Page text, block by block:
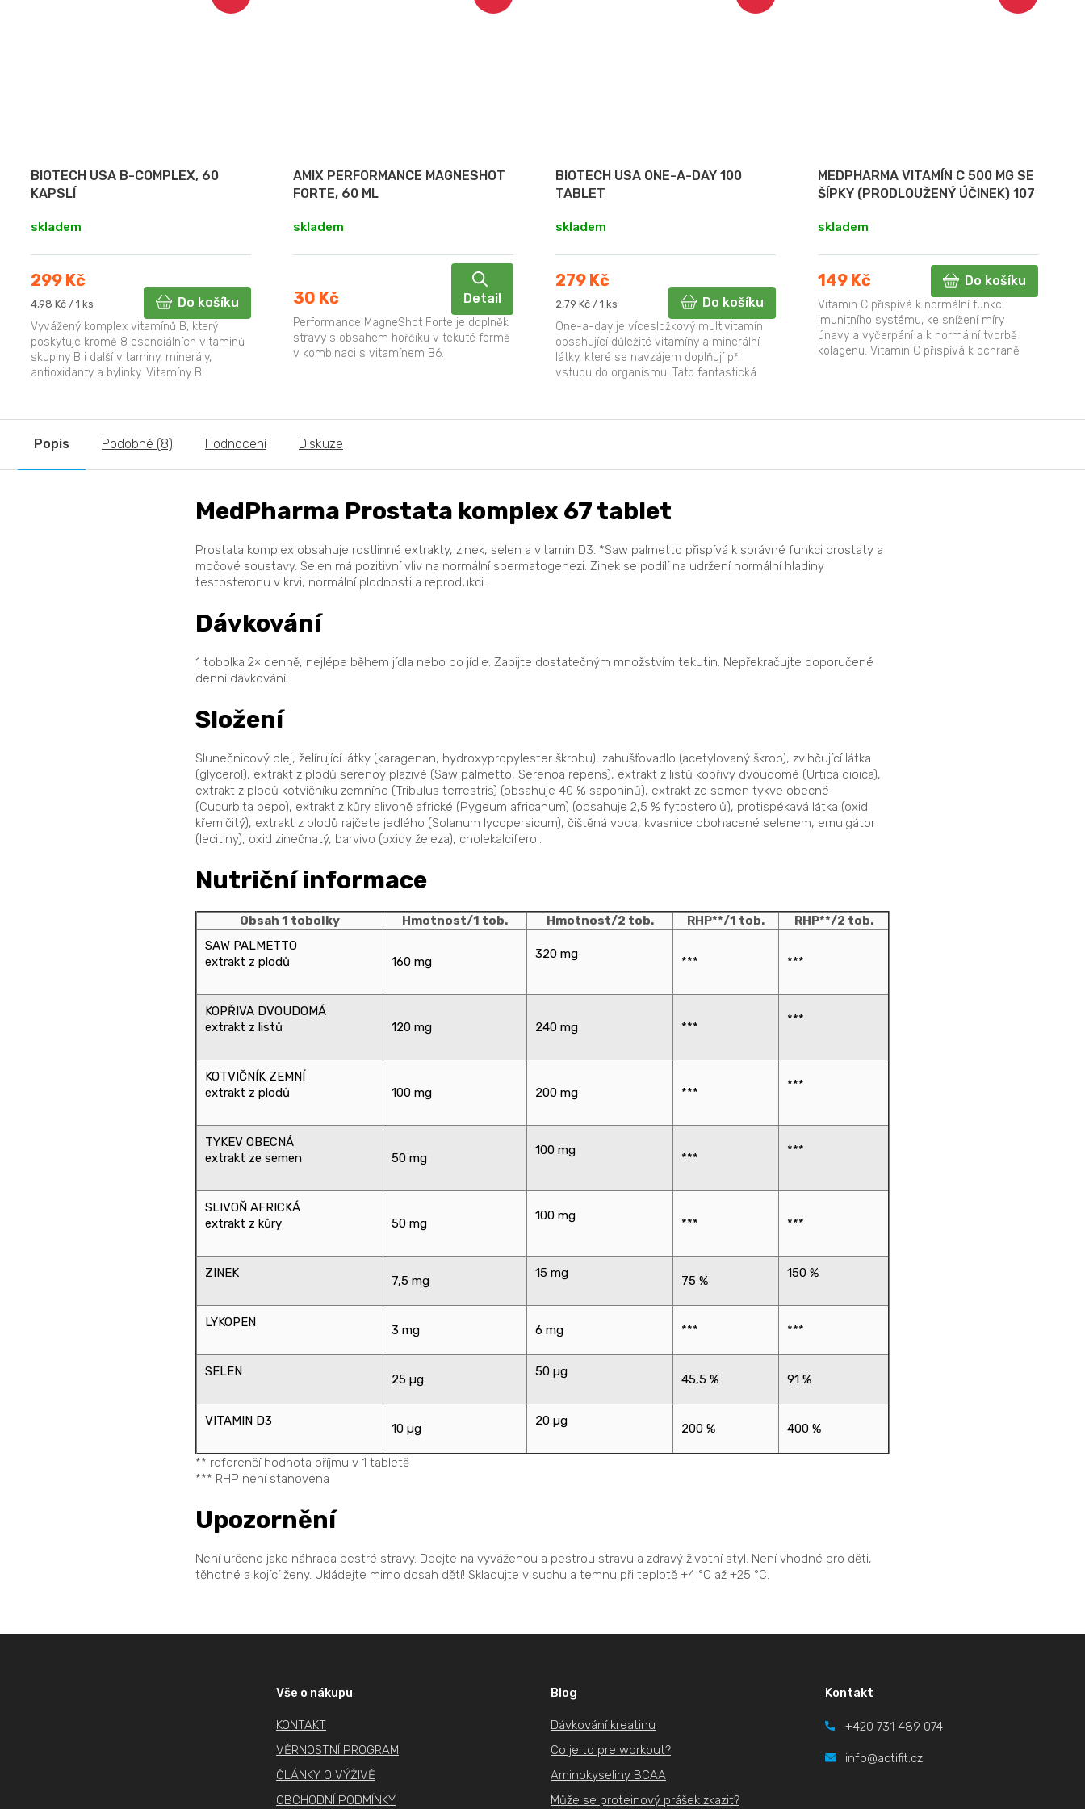
BIOTECH USA B-COMPLEX, 60
KAPSLÍ
skladem
299 Kč
Měrná
4,98 Kč / 1 ks Do košíku
Vyvážený komplex vitamínů B, který
poskytuje kromě 8 esenciálních vitaminů
skupiny B i další vitaminy, minerály,
antioxidanty a bylinky. Vitamíny B
AMIX PERFORMANCE MAGNESHOT
FORTE, 60 ML
skladem
30 Kč Detail
Performance MagneShot Forte je doplněk
stravy s obsahem hořčíku v tekuté formě
v kombinaci s vitamínem B6.
BIOTECH USA ONE-A-DAY 100
TABLET
skladem
279 Kč
Měrná
2,79 Kč / 1 ks Do košíku
One-a-day je vícesložkový multivitamín
obsahující důležité vitamíny a minerální
látky, které se navzájem doplňují při
vstupu do organismu. Tato fantastická
MEDPHARMA VITAMÍN C 500 MG SE
ŠÍPKY (PRODLOUŽENÝ ÚČINEK) 107
skladem
149 Kč Do košíku
Vitamin C přispívá k normální funkci
imunitního systému, ke snížení míry
únavy a vyčerpání a k normální tvorbě
kolagenu. Vitamin C přispívá k ochraně
Popis Podobné (8) Hodnocení Diskuze
MedPharma Prostata komplex 67 tablet
Prostata komplex obsahuje rostlinné extrakty, zinek, selen a vitamin D3. *Saw palmetto přispívá k správné funkci prostaty a
močové soustavy. Selen má pozitivní vliv na normální spermatogenezi. Zinek se podílí na udržení normální hladiny
testosteronu v krvi, normální plodnosti a reprodukci.
Dávkování
1 tobolka 2× denně, nejlépe během jídla nebo po jídle. Zapijte dostatečným množstvím tekutin. Nepřekračujte doporučené
denní dávkování.
Složení
Slunečnicový olej, želírující látky (karagenan, hydroxypropylester škrobu), zahušťovadlo (acetylovaný škrob), zvlhčující látka
(glycerol), extrakt z plodů serenoy plazivé (Saw palmetto, Serenoa repens), extrakt z listů kopřivy dvoudomé (Urtica dioica),
extrakt z plodů kotvičníku zemního (Tribulus terrestris) (obsahuje 40 % saponinů), extrakt ze semen tykve obecné
(Cucurbita pepo), extrakt z kůry slivoně africké (Pygeum africanum) (obsahuje 2,5 % fytosterolů), protispékavá látka (oxid
křemičitý), extrakt z plodů rajčete jedlého (Solanum lycopersicum), čištěná voda, kvasnice obohacené selenem, emulgátor
(lecitiny), oxid zinečnatý, barvivo (oxidy železa), cholekalciferol.
Nutriční informace
Obsah 1 tobolky Hmotnost/1 tob. Hmotnost/2 tob. RHP**/1 tob.
RHP**/2 tob.
SAW PALMETTO
extrakt z plodů
160 mg
320 mg
*** ***
KOPŘIVA DVOUDOMÁ
extrakt z listů
120 mg 240 mg ***
***
KOTVIČNÍK ZEMNÍ
extrakt z plodů
100 mg 200 mg ***
***
TYKEV OBECNÁ
extrakt ze semen
50 mg
100 mg
***
***
SLIVOŇ AFRICKÁ
extrakt z kůry
50 mg
100 mg
*** ***
ZINEK
7,5 mg
15 mg
75 %
150 %
LYKOPEN
3 mg 6 mg *** ***
SELEN
25 µg
50 µg
45,5 % 91 %
VITAMIN D3
10 µg
20 µg
200 % 400 %
** referenčí hodnota příjmu v 1 tabletě
*** RHP není stanovena
Upozornění
Není určeno jako náhrada pestré stravy. Dbejte na vyváženou a pestrou stravu a zdravý životní styl. Není vhodné pro děti,
těhotné a kojící ženy. Ukládejte mimo dosah dětí! Skladujte v suchu a temnu při teplotě +4 °C až +25 °C.
Vše o nákupu
KONTAKT
VĚRNOSTNÍ PROGRAM
ČLÁNKY O VÝŽIVĚ
OBCHODNÍ PODMÍNKY
Blog
Dávkování kreatinu
Co je to pre workout?
Aminokyseliny BCAA
Může se proteinový prášek zkazit?
Kontakt
+420 731 489 074
info@actifit.cz